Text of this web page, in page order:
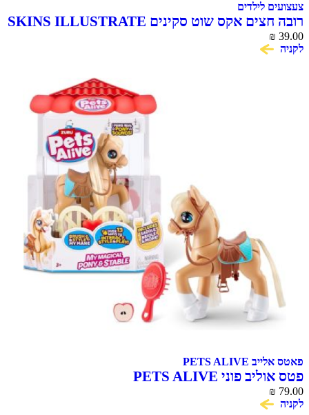
צעצועים לילדים
רובה חצים אקס שוט סקינים SKINS ILLUSTRATE
₪ 39.00
לקניה
פאטס אלייב PETS ALIVE
פטס אוליב פוני PETS ALIVE
₪ 79.00
לקניה